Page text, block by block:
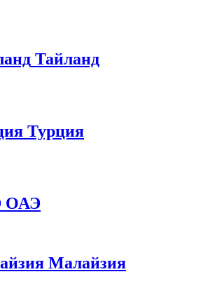
Тайланд
Турция
ОАЭ
Малайзия